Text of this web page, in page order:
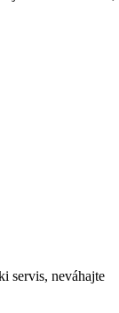
servis, neváhajte